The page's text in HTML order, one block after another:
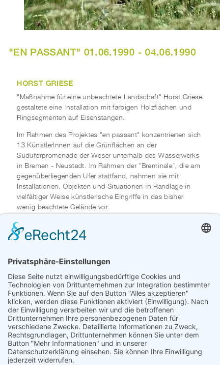
"EN PASSANT" 01.06.1990 - 04.06.1990
HORST GRIESE
"Maßnahme für eine unbeachtete Landschaft" Horst Griese
gestaltete eine Installation mit farbigen Holzflächen und
Ringsegmenten auf Eisenstangen.
Im Rahmen des Projektes "en passant" konzentrierten sich
13 KünstlerInnen auf die Grünflächen an der
Süduferpromenade der Weser unterhalb des Wasserwerks
in Bremen - Neustadt. Im Rahmen der "Breminale", die am
gegenüberliegenden Ufer stattfand, nahmen sie mit
Installationen, Objekten und Situationen in Randlage in
vielfältiger Weise künstlerische Eingriffe in das bisher
wenig beachtete Gelände vor.
Beteiligt waren: Susanne Ahner, Sabine Albers, Georg
Dietzler, Harald Finke, Gunther Gerlach, Horst Griese, Bert
Die Arbeit von Bert Haffke verblieb einige Jahre am Ort, ist
heute allerdings nicht mehr vorhanden.
LITERATUR
EN PASSANT. INSTALLATIONEN, OBJEKTE UND
SITUATIONEN IN RANDLAGE